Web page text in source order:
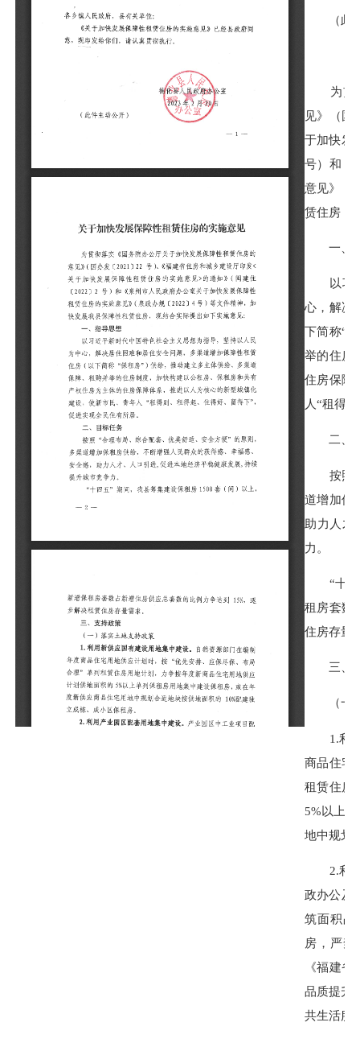
（此件
为贯彻
见》（国
于加快发
号）和《
意见》（
赁住房，
一、指
以习近
心，解决
下简称“
举的住房
住房保障
人“租得
二、目
按照“
道增加保
助力人才
力。
“十四五
租房套数
住房存量
三、支
（一）
1.利用
商品住宅
租赁住房
5%以上
地中规划
2.利用
政办公及
筑面积占
房，严
《福建
品质提升
共生活服